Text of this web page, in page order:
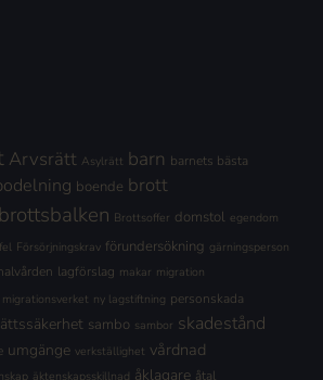
Arvsrätt Asylrätt barn barnets bästa
boende brott
brottsbalken Brottsoffer domstol egendom
fel Försörjningskrav förundersökning gärningsperson
lagförslag makar migration
migrationsverket ny lagstiftning personskada
sambo sambor skadestånd
umgänge verkställighet vårdnad
äktenskapsskillnad åklagare åtal